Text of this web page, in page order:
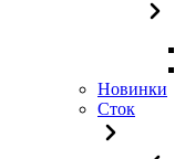
Новинки
Сток